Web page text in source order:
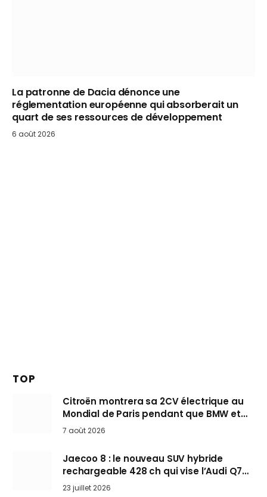
La patronne de Dacia dénonce une
réglementation européenne qui absorberait un
quart de ses ressources de développement
6 août 2026
TOP
Citroën montrera sa 2CV électrique au
Mondial de Paris pendant que BMW et
Mini désertent le salon
7 août 2026
Jaecoo 8 : le nouveau SUV hybride
rechargeable 428 ch qui vise l’Audi Q7
arrive en Europe cet automne
23 juillet 2026